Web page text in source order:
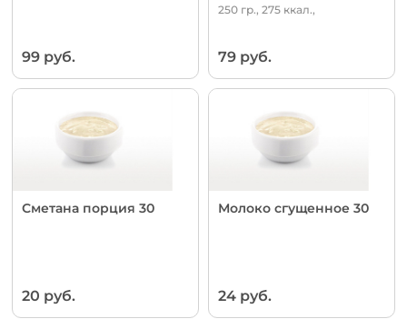
99 руб.
250 гр., 275 ккал.,
79 руб.
Сметана порция 30
20 руб.
Молоко сгущенное 30
24 руб.